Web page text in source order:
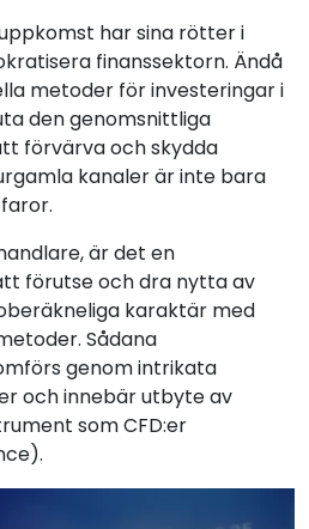
har sina rötter i
finanssektorn. Ändå
metoder för investeringar i
den genomsnittliga
förvärva och skydda
kanaler är inte bara
är det en
förutse och dra nytta av
karaktär med
Sådana
genom intrikata
och innebär utbyte av
som CFD:er